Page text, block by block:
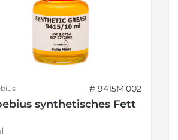
# 9415M.002
synthetisches Fett